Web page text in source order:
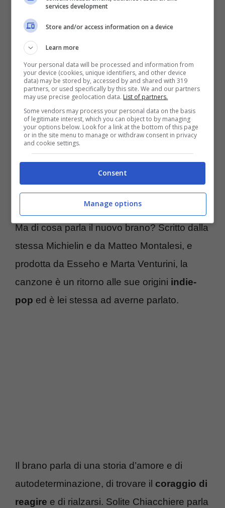
suo nuovo singolo.
Solite Chiacchiere
nuova canzone
Il nuovo singolo della cantautrice è stato
2023, programma che Francesca Michielin
ha condotto per il secondo anno
su tutte le piattaforme digitali e in radio
venerdì 15 dicembre.
Ma di cosa parla il nuovo brano? Scritto dalla
stessa Michielin e da Matteo Montalesi, e
prodotta da Esseho e Marta Venturini, la
canzone è un ritorno alle sue origini indie-
pop ed è lei stessa ad averne parlato.
Il brano parla di una storia d’amore e di
autodeterminazione, di trovare il coraggio di
reagire e di rialzarsi. Solite Chiacchiere parla
services development
Store and/or access information on a device
Learn more
Your personal data will be processed and information from
your device (cookies, unique identifiers, and other device
data) may be stored by, accessed by and shared with 319
partners, or used specifically by this site. We and our partners
may use precise geolocation data. List of partners.
Some vendors may process your personal data on the basis
of legitimate interest, which you can object to by managing
your options below. Look for a link at the bottom of this page
or in the site menu to manage or withdraw consent in privacy
and cookie settings.
Consent
Manage options